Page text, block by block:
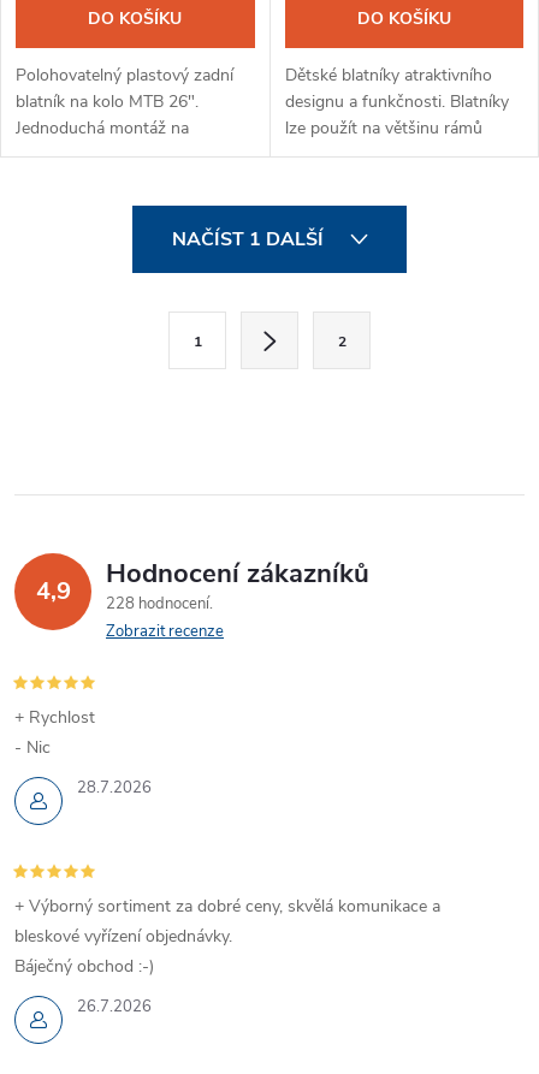
DO KOŠÍKU
Polohovatelný plastový zadní
blatník na kolo MTB 26".
Jednoduchá montáž na
sedlovku pomocí Quck-Release
DO KOŠÍKU
Dětské blatníky atraktivního
designu a funkčnosti. Blatníky
lze použít na většinu rámů
dětských kol 20-24" včetně
í
p
v
k
y
v
ý
p
i
s
NAČÍST 1 DALŠÍ
k
v
á
n
1 2
4,9 Hodnocení zákazníků
228 hodnocení
Zobrazit recenze
28.7.2026
+ Rychlost
- Nic
26.7.2026
+ Výborný sortiment za dobré ceny, skvělá komunikace a
bleskové vyřízení objednávky.
Báječný obchod :-)